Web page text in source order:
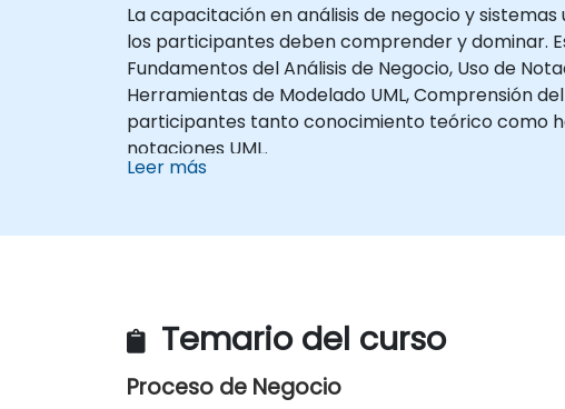
La capacitación en análisis de negocio y
los participantes deben comprender y dominar.
Fundamentos del Análisis de Negocio, Uso de
Herramientas de Modelado UML, Comprensión
participantes tanto conocimiento teórico como
notaciones UML.
Leer más
Temario del curso
Proceso de Negocio